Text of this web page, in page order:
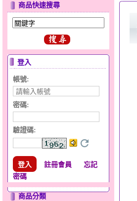
商品快速搜尋
登入
帳號:
密碼:
驗證碼:
註冊會員
忘記
密碼
商品分類